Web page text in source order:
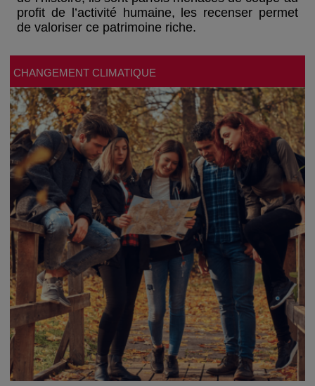
profit de l’activité humaine, les recenser permet
de valoriser ce patrimoine riche.
CHANGEMENT CLIMATIQUE